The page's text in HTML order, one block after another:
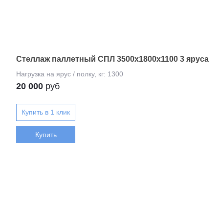
Стеллаж паллетный СПЛ 3500х1800х1100 3 яруса
20 000 руб
Купить